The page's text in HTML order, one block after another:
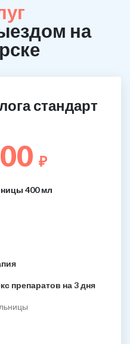
на
стандарт
₽
400 мл
препаратов на 3 дня